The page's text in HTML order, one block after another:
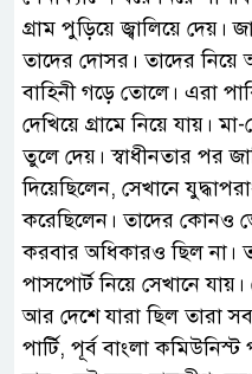
গ্রাম পুড়িয়ে জ্বালিয়ে দেয়।
তাদের দোসর। তাদের নিয়ে
বাহিনী গড়ে তোলে। এরা
দেখিয়ে গ্রামে নিয়ে যায়।
তুলে দেয়। স্বাধীনতার পর
দিয়েছিলেন, সেখানে
করেছিলেন। তাদের কোনও
করবার অধিকারও ছিল না।
পাসপোর্ট নিয়ে সেখানে
আর দেশে যারা ছিল তারা
পার্টি, পূর্ব বাংলা কমিউনিস্ট